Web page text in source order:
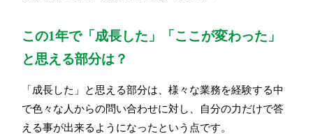
この1年で「成長した」「ここが変わった」
と思える部分は？
「成長した」と思える部分は、様々な業務を経験する中
で色々な人からの問い合わせに対し、自分の力だけで答
える事が出来るようになったという点です。